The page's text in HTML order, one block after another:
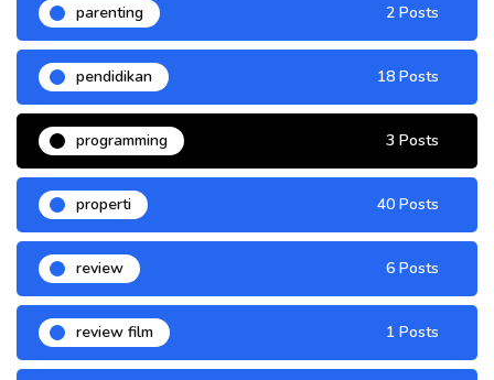
parenting 2 Posts
pendidikan 18 Posts
programming 3 Posts
properti 40 Posts
review 6 Posts
review film 1 Posts